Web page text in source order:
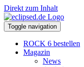
Direkt zum Inhalt
Toggle navigation
ROCK 6 bestellen
Magazin
News